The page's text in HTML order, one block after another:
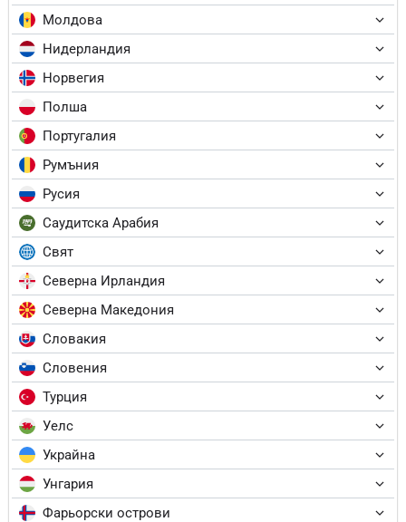
Молдова
Нидерландия
Норвегия
Полша
Португалия
Румъния
Русия
Саудитска Арабия
Свят
Северна Ирландия
Северна Македония
Словакия
Словения
Турция
Уелс
Украйна
Унгария
Фарьорски острови